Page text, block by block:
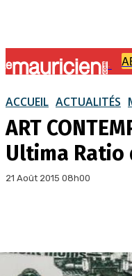
-
ACCUEIL ACTUALITÉS
ART
Ultima Ratio
21 Août 2015 08h00